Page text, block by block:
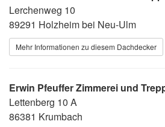
Lerchenweg 10
89291 Holzheim bei Neu-Ulm
Mehr Informationen zu diesem Dachdecker
Erwin Pfeuffer Zimmerei und
Lettenberg 10 A
86381 Krumbach